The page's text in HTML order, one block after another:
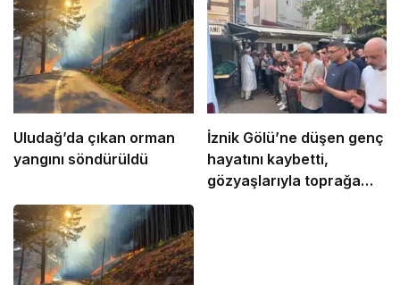
Uludağ’da çıkan orman
yangını söndürüldü
İznik Gölü’ne düşen genç
hayatını kaybetti,
gözyaşlarıyla toprağa